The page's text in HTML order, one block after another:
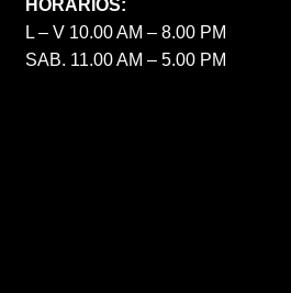
HORARIOS:
L – V 10.00 AM – 8.00 PM
SAB. 11.00 AM – 5.00 PM